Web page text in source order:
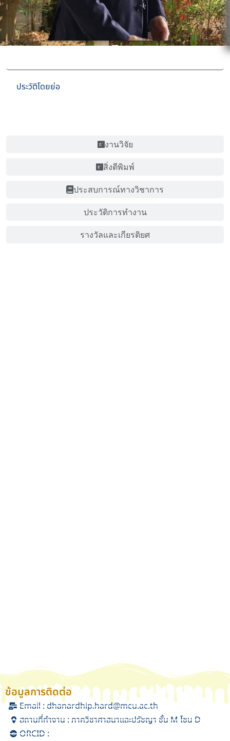
งานวิจัย
สิ่งตีพิมพ์
ประสบการณ์ทางวิชาการ
ประวัติการทำงาน
รางวัลและเกียรติยศ
ประวัติโดยย่อ
ข้อมูลการติดต่อ
Email : dhanardhip.hard@mcu.ac.th
สถานที่ทำงาน : ภาควิชาศาสนาและปรัชญา ชั้น M โซน D
ORCID :